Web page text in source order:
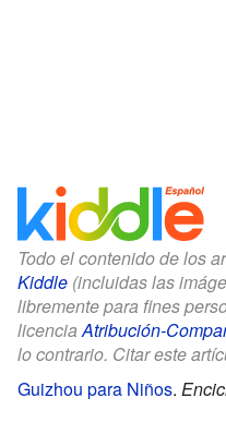
Todo el contenido de los
Kiddle (incluidas las
libremente para fines
licenciaAtribución-
lo contrario. Citar este
Guizhou para Niños.